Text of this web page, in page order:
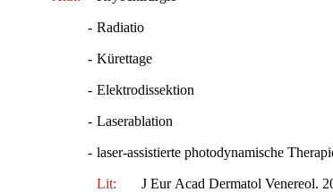
- Radiatio
- Kürettage
- Elektrodissektion
- Laserablation
- laser-assistierte photodynamische
Lit: J Eur Acad Dermatol Venereol.